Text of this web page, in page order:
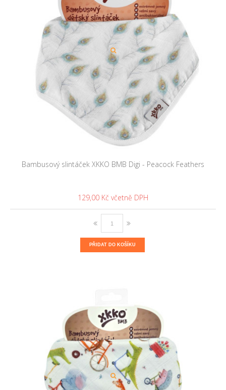
Bambusový slintáček XKKO BMB Digi - Peacock Feathers
129,00 Kč
PŘIDAT DO KOŠÍKU